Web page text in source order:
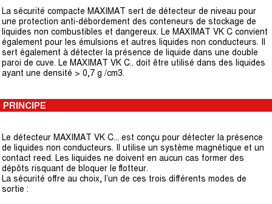
La sécurité compacte MAXIMAT sert de détecteur de niveau pour
une protection anti-débordement des conteneurs de stockage de
liquides non combustibles et dangereux. Le MAXIMAT VK C convient
également pour les émulsions et autres liquides non conducteurs. Il
sert également à détecter la présence de liquide dans une double
paroi de cuve. Le MAXIMAT VK C.. doit être utilisé dans des liquides
ayant une densité > 0,7 g /cm3.
PRINCIPE
Le détecteur MAXIMAT VK C... est conçu pour détecter la présence
de liquides non conducteurs. Il utilise un système magnétique et un
contact reed. Les liquides ne doivent en aucun cas former des
dépôts risquant de bloquer le flotteur.
La sécurité offre au choix, l’un de ces trois différents modes de
sortie :